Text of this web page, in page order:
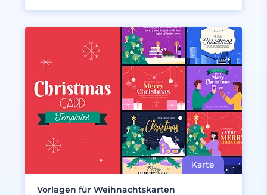
Vorlagen für Weihnachtskarten